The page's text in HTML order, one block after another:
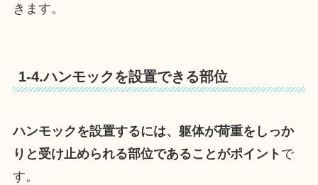
きます。
1-4.ハンモックを設置できる部位
ハンモックを設置するには、躯体が荷重をしっか
りと受け止められる部位であることがポイント で
す。